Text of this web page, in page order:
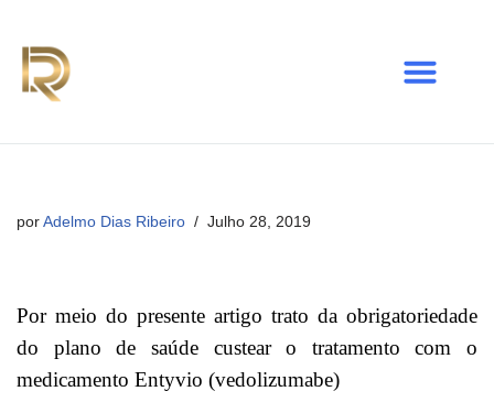
Avançar
para
por Adelmo Dias Ribeiro Julho 28, 2019
Por meio do presente artigo trato da obrigatoriedade
do plano de saúde custear o tratamento com o
medicamento Entyvio (vedolizumabe)